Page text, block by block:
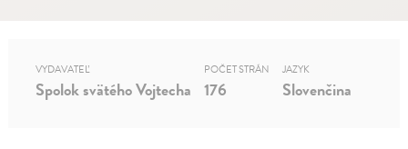
VYDAVATEĽ
Spolok svätého Vojtecha
POČET STRÁN
176
JAZYK
Slovenčina